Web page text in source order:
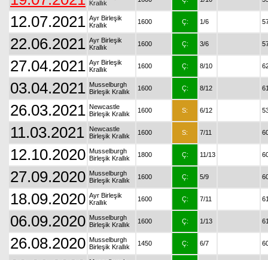
Krallık
12.07.2021 Ayr Birleşik
Krallık
1600 Ç: 1/6
22.06.2021 Ayr Birleşik
Krallık
1600 Ç: 3/6
27.04.2021 Ayr Birleşik
Krallık
1600 Ç: 8/10
03.04.2021 Musselburgh
Birleşik Krallık
1600 Ç: 8/12
26.03.2021 Newcastle
Birleşik Krallık
1600 S: 6/12
11.03.2021
Newcastle
Birleşik Krallık
1600 S: 7/11
12.10.2020 Musselburgh
Birleşik Krallık
1800 Ç: 11/13
27.09.2020 Musselburgh
Birleşik Krallık
1600 Ç: 5/9
18.09.2020 Ayr Birleşik
Krallık
1600 Ç: 7/11
06.09.2020 Musselburgh
Birleşik Krallık
1600 Ç: 1/13
26.08.2020 Musselburgh
Birleşik Krallık
1450 Ç: 6/7